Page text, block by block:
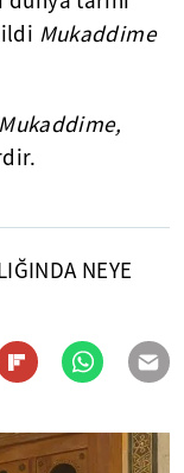
Mukaddime
Mukaddime,
NEYE